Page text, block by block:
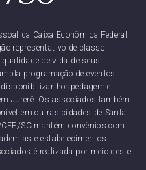
da Caixa Econômica Federal
representativo de classe
de vida de seus
programação de eventos
hospedagem e
Jurerê. Os associados também
em outras cidades de Santa
SC mantém convênios com
e estabelecimentos
é realizada por meio deste